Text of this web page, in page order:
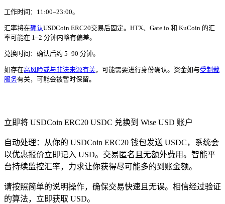
工作时间：11:00–23:00。
汇率将在确认USDCoin ERC20交易后固定。HTX、Gate.io 和 KuCoin 的汇
率可能在 1–2 分钟内略有偏差。
兑换时间：确认后约 5–90 分钟。
如存在高风险或与非法来源有关，可能需要进行身份确认。资金如与受制裁
服务有关，可能会被暂时保留。
立即将 USDCoin ERC20 USDC 兑换到 Wise USD 账户
自动处理：从你的 USDCoin ERC20 钱包发送 USDC，系统会
以优惠报价立即记入 USD。交易匿名且无额外费用。智能平
台持续监控汇率，力求让你获得尽可能多的到账金额。
请按照简单的说明操作，确保交易快速且无误。相信经过验证
的算法，立即获取 USD。